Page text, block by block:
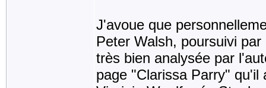
J'avoue que
Peter Walsh, poursuivi
très bien analysée par
page "Clarissa Parry" qu'il